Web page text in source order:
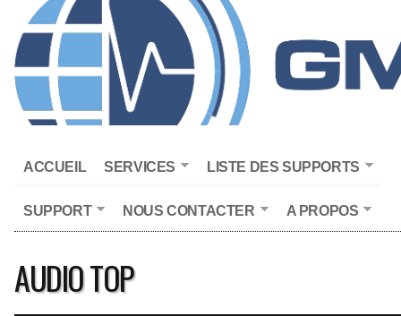
ACCUEIL SERVICES LISTE DES SUPPORTS
SUPPORT NOUS CONTACTER A PROPOS
AUDIO TOP